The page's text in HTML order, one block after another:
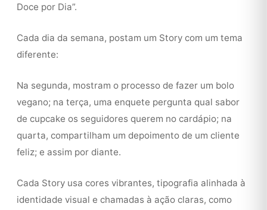
Doce por Dia”.
Cada dia da semana, postam um Story com um tema
diferente:
Na segunda, mostram o processo de fazer um bolo
vegano; na terça, uma enquete pergunta qual sabor
de cupcake os seguidores querem no cardápio; na
quarta, compartilham um depoimento de um cliente
feliz; e assim por diante.
Cada Story usa cores vibrantes, tipografia alinhada à
identidade visual e chamadas à ação claras, como